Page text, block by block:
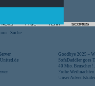
- Suche
Goodbye 2025 –
SofaDaddler goes
40 Mio. Beuscher
Frohe
Unser